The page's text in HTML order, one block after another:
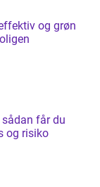
og grøn
får du
og risiko